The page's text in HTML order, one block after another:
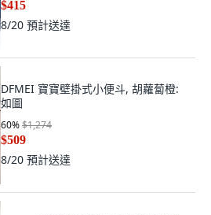
$415
8/20 預計送達
DFMEI 寶寶壁掛式小便斗, 胡蘿蔔橙:
如圖
60%$1,274
$509
8/20 預計送達